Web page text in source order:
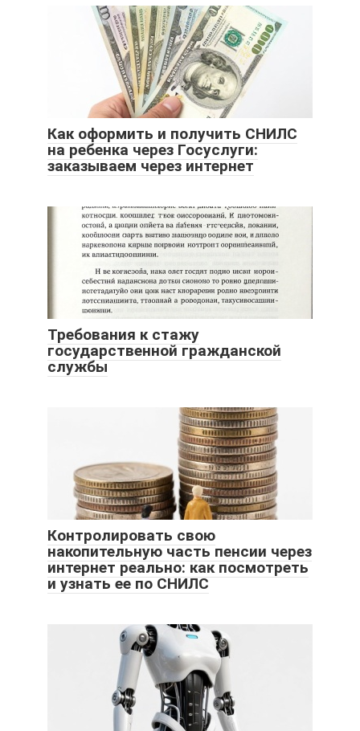
Как оформить и получить СНИЛС
на ребенка через Госуслуги:
заказываем через интернет
Требования к стажу
государственной гражданской
службы
Контролировать свою
накопительную часть пенсии через
интернет реально: как посмотреть
и узнать ее по СНИЛС